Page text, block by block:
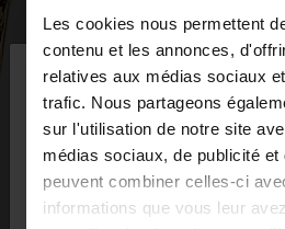
Les cookies nous permettent
contenu et les annonces,
relatives aux médias sociaux
trafic. Nous partageons
sur l'utilisation de notre site
médias sociaux, de publicité et
peuvent combiner celles-ci
informations que vous leur
bonjour
Vous accédez au site depuis
parcourir notre site au